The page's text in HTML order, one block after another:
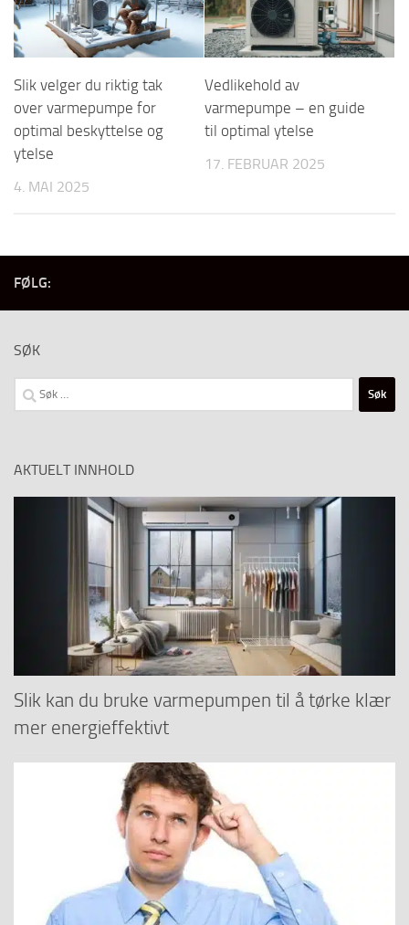
Slik velger du riktig tak
over varmepumpe for
optimal beskyttelse og
ytelse
4. MAI 2025
Vedlikehold av
varmepumpe – en guide
til optimal ytelse
17. FEBRUAR 2025
FØLG:
SØK
Søk
etter:
AKTUELT INNHOLD
Slik kan du bruke varmepumpen til å tørke klær
mer energieffektivt